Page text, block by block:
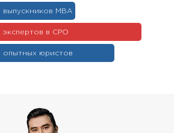
выпускников МВА
экспертов в СРО
опытных юристов